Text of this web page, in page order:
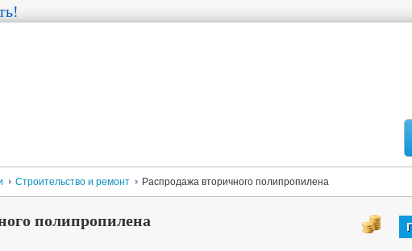
Строительство и ремонт Распродажа вторичного полипропилена
полипропилена